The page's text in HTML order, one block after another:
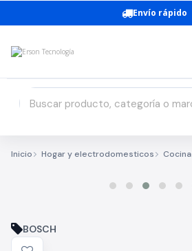
Envío rápido
Inicio Hogar y electrodomesticos Cocina
BOSCH